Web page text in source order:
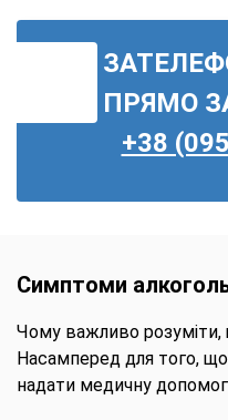
ПРЯМО
+38
Симптоми
Чому важливо розуміти,
Насамперед для того,
надати медичну